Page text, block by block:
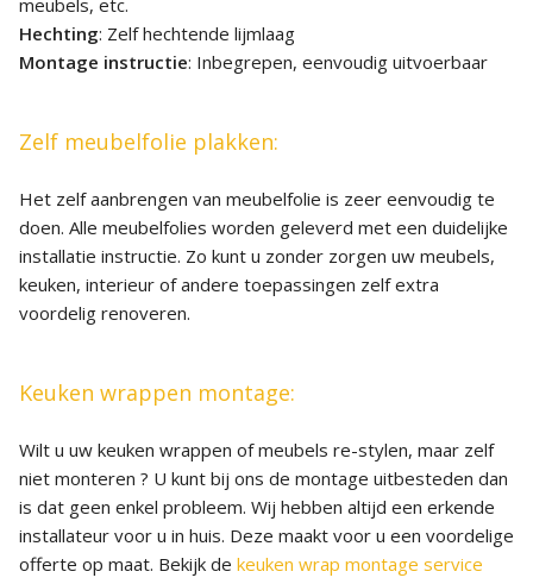
Hechting: Zelf hechtende lijmlaag
Montage instructie: Inbegrepen, eenvoudig uitvoerbaar
Zelf meubelfolie plakken:
Het zelf aanbrengen van meubelfolie is zeer eenvoudig te
doen. Alle meubelfolies worden geleverd met een duidelijke
installatie instructie. Zo kunt u zonder zorgen uw meubels,
keuken, interieur of andere toepassingen zelf extra
voordelig renoveren.
Keuken wrappen montage:
Wilt u uw keuken wrappen of meubels re-stylen, maar zelf
niet monteren ? U kunt bij ons de montage uitbesteden dan
is dat geen enkel probleem. Wij hebben altijd een erkende
installateur voor u in huis. Deze maakt voor u een voordelige
offerte op maat. Bekijk de keuken wrap montage service